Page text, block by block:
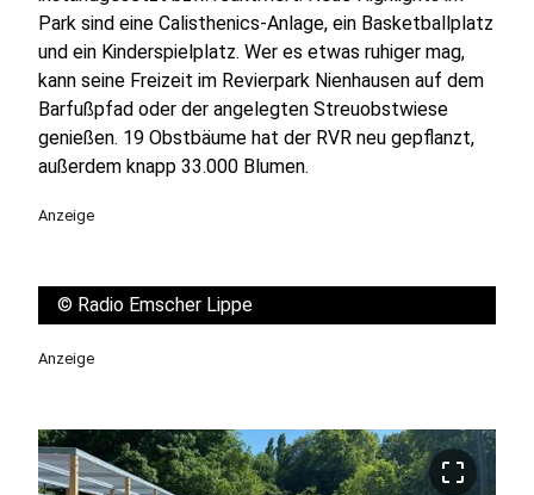
Park sind eine Calisthenics-Anlage, ein Basketballplatz
und ein Kinderspielplatz. Wer es etwas ruhiger mag,
kann seine Freizeit im Revierpark Nienhausen auf dem
Barfußpfad oder der angelegten Streuobstwiese
genießen. 19 Obstbäume hat der RVR neu gepflanzt,
außerdem knapp 33.000 Blumen.
Anzeige
© Radio Emscher Lippe
Anzeige
crop_free